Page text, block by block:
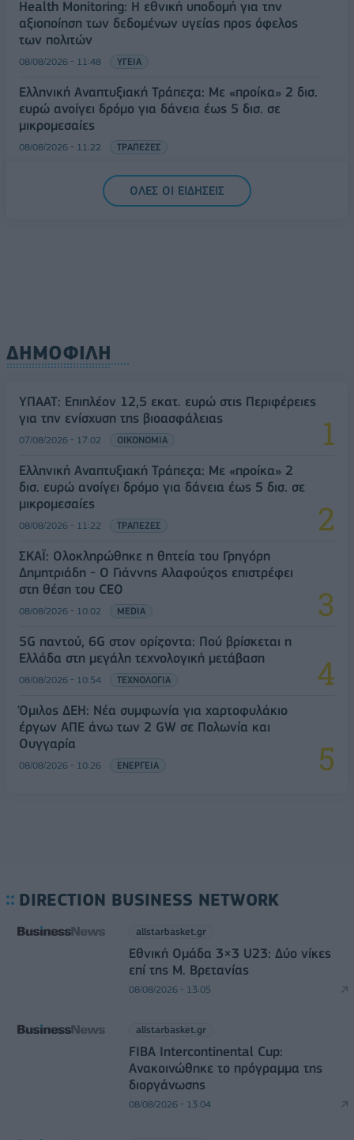
Health Monitoring: Η εθνική υποδομή για την
αξιοποίηση των δεδομένων υγείας προς όφελος
των πολιτών
08/08/2026 - 11:48 ΥΓΕΙΑ
Ελληνική Αναπτυξιακή Τράπεζα: Με «προίκα» 2 δισ.
ευρώ ανοίγει δρόμο για δάνεια έως 5 δισ. σε
μικρομεσαίες
08/08/2026 - 11:22 ΤΡΑΠΕΖΕΣ
5G παντού, 6G στον ορίζοντα: Πού βρίσκεται η
Ελλάδα στη μεγάλη τεχνολογική μετάβαση
ΟΛΕΣ ΟΙ ΕΙΔΗΣΕΙΣ
ΔΗΜΟΦΙΛΗ
ΥΠΑΑΤ: Επιπλέον 12,5 εκατ. ευρώ στις Περιφέρειες
για την ενίσχυση της βιοασφάλειας
07/08/2026 - 17:02 ΟΙΚΟΝΟΜΙΑ
Ελληνική Αναπτυξιακή Τράπεζα: Με «προίκα» 2
δισ. ευρώ ανοίγει δρόμο για δάνεια έως 5 δισ. σε
μικρομεσαίες
08/08/2026 - 11:22 ΤΡΑΠΕΖΕΣ
ΣΚΑΪ: Ολοκληρώθηκε η θητεία του Γρηγόρη
Δημητριάδη - Ο Γιάννης Αλαφούζος επιστρέφει
στη θέση του CEO
08/08/2026 - 10:02 MEDIA
5G παντού, 6G στον ορίζοντα: Πού βρίσκεται η
Ελλάδα στη μεγάλη τεχνολογική μετάβαση
08/08/2026 - 10:54 ΤΕΧΝΟΛΟΓΙΑ
Όμιλος ΔΕΗ: Νέα συμφωνία για χαρτοφυλάκιο
έργων ΑΠΕ άνω των 2 GW σε Πολωνία και
Ουγγαρία
08/08/2026 - 10:26 ΕΝΕΡΓΕΙΑ
DIRECTION BUSINESS NETWORK
allstarbasket.gr
Εθνική Ομάδα 3×3 U23: Δύο νίκες
επί της Μ. Βρετανίας
08/08/2026 - 13:05
allstarbasket.gr
FIBA Intercontinental Cup:
Ανακοινώθηκε το πρόγραμμα της
διοργάνωσης
08/08/2026 - 13:04